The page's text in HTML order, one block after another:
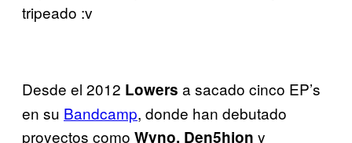
tripeado :v
Desde el 2012 Lowers a sacado cinco EP’s
en su Bandcamp, donde han debutado
proyectos como Wyno, Den5hion y